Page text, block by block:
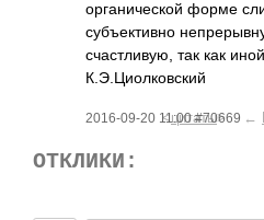
органической форме
субъективно
счастливую, так как
К.Э.Циолковский
2016-09-20 11:00 #70669
<цитаты> ←
ОТКЛИКИ: